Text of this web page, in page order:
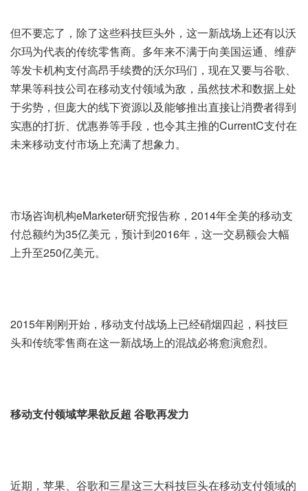
但不要忘了，除了这些科技巨头外，这一新战场上还有以沃
尔玛为代表的传统零售商。多年来不满于向美国运通、维萨
等发卡机构支付高昂手续费的沃尔玛们，现在又要与谷歌、
苹果等科技公司在移动支付领域为敌，虽然技术和数据上处
于劣势，但庞大的线下资源以及能够推出直接让消费者得到
实惠的打折、优惠券等手段，也令其主推的CurrentC支付在
未来移动支付市场上充满了想象力。
市场咨询机构eMarketer研究报告称，2014年全美的移动支
付总额约为35亿美元，预计到2016年，这一交易额会大幅
上升至250亿美元。
2015年刚刚开始，移动支付战场上已经硝烟四起，科技巨
头和传统零售商在这一新战场上的混战必将愈演愈烈。
移动支付领域苹果欲反超 谷歌再发力
近期，苹果、谷歌和三星这三大科技巨头在移动支付领域的